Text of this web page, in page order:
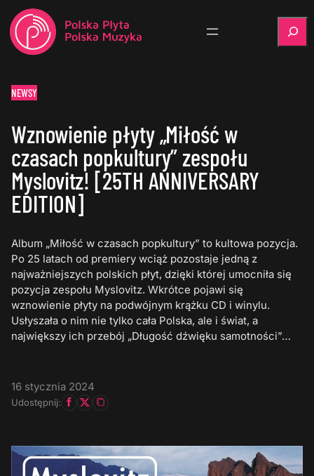
NEWSY
Wznowienie płyty „Miłość w
czasach popkultury” zespołu
Myslovitz! [25TH ANNIVERSARY
EDITION]
Album „Miłość w czasach popkultury” to kultowa pozycja.
Po 25 latach od premiery wciąż pozostaje jedną z
najważniejszych polskich płyt, dzięki której umocniła się
pozycja zespołu Myslovitz. Wkrótce pojawi się
wznowienie płyty na podwójnym krążku CD i winylu.
Usłyszała o nim nie tylko cała Polska, ale i świat, a
największy ich przebój „Długość dźwięku samotności”…
16 stycznia 2024
Udostępnij: